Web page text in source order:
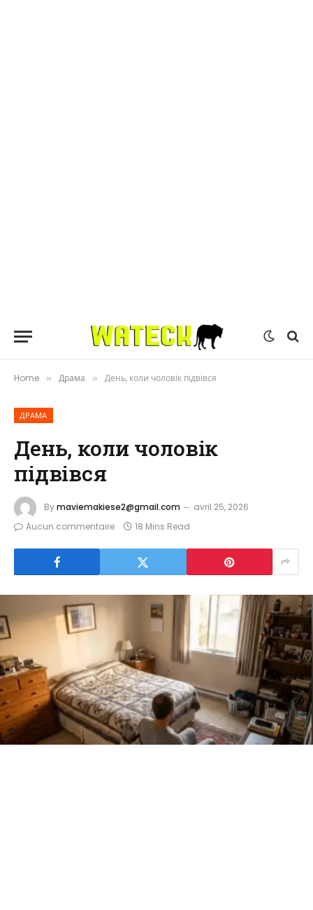
Home » Драма » День, коли чоловік підвівся
ДРАМА
День, коли чоловік
підвівся
Bymaviemakiese2@gmail.com
avril 25, 2026
Aucun commentaire
18 Mins Read